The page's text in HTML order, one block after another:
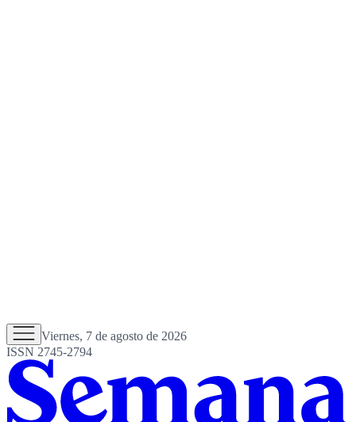
Viernes, 7 de agosto de 2026
ISSN 2745-2794